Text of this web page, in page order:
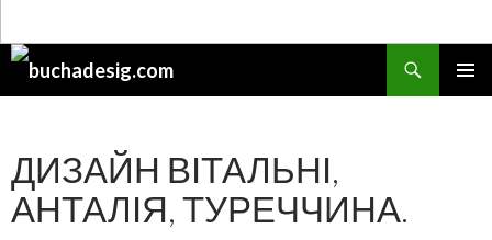
Поиск
ДИЗАЙН ВІТАЛЬНІ,
АНТАЛІЯ, ТУРЕЧЧИНА.